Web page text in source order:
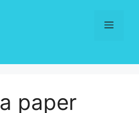
Menu
paper